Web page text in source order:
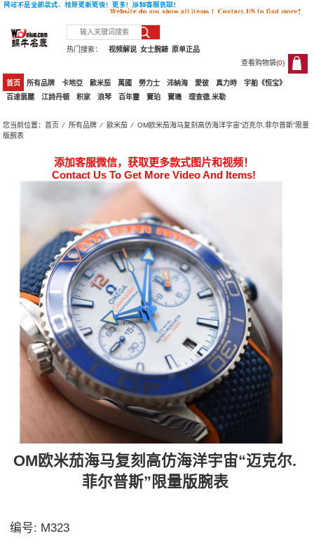
热门搜索： 原单正品
女士腕錶
视频解说
查看购物袋(0)
0
首页 所有品牌 卡地亞 歐米茄 萬國 勞力士 沛納海 愛彼 真力時
宇舶《恒宝》
百達翡麗
江詩丹頓 积家 浪琴 百年靈 寶珀 寶璣 理查德.米勒
您当前位置：首页 ⁄所有品牌 ⁄ 歐米茄 ⁄ OM欧米茄海马复刻高仿海洋宇宙“迈克尔.菲尔普斯”限量
版腕表
添加客服微信，获取更多款式图片和视频！
Contact Us To Get More Video And Items!
OM欧米茄海马复刻高仿海洋宇宙“迈克尔.
菲尔普斯”限量版腕表
编号: M323